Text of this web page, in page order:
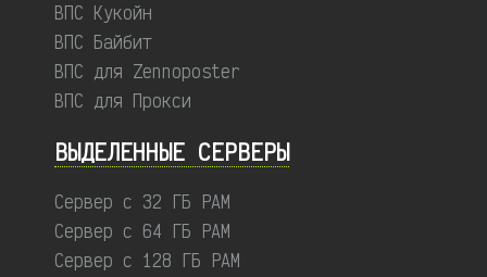
ВПС Кукойн
ВПС Байбит
ВПС для Zennoposter
ВПС для Прокси
ВЫДЕЛЕННЫЕ CЕРВЕРЫ
Сервер с 32 ГБ РАМ
Сервер с 64 ГБ РАМ
Сервер с 128 ГБ РАМ